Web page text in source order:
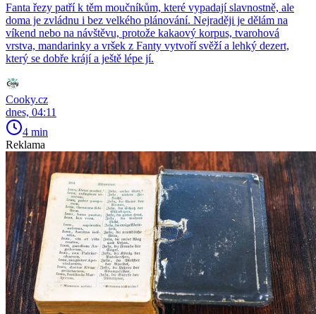
Fanta řezy patří k těm moučníkům, které vypadají slavnostně, ale
doma je zvládnu i bez velkého plánování. Nejraději je dělám na
víkend nebo na návštěvu, protože kakaový korpus, tvarohová
vrstva, mandarinky a vršek z Fanty vytvoří svěží a lehký dezert,
který se dobře krájí a ještě lépe jí.
Cooky.cz
dnes, 04:11
4 min
Reklama